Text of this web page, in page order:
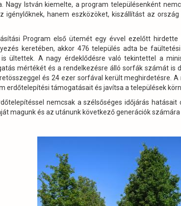
Nagy István kiemelte, a program településenként
igénylőknek, hanem eszközöket, kiszállítást az
Program első ütemét egy évvel ezelőtt
keretében, akkor 476 település adta be
ültettek. A nagy érdeklődésre való tekintettel a
mértékét és a rendelkezésre álló sorfák számát is
és 24 ezer sorfával került meghirdetésre.
erdőtelepítési támogatásait és javítsa a települések
nemcsak a szélsőséges időjárás hatásait
magunk és az utánunk következő generációk